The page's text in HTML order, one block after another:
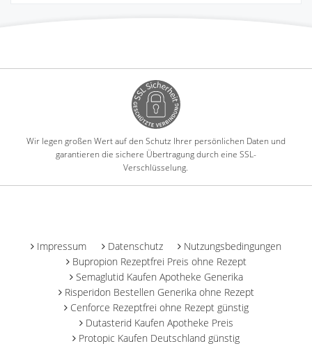
Wir legen großen Wert auf den Schutz Ihrer persönlichen Daten und
garantieren die sichere Übertragung durch eine SSL-
Verschlüsselung.
Impressum Datenschutz
Nutzungsbedingungen
Bupropion Rezeptfrei Preis ohne Rezept
Semaglutid Kaufen Apotheke Generika
Risperidon Bestellen Generika ohne Rezept
Cenforce Rezeptfrei ohne Rezept günstig
Dutasterid Kaufen Apotheke Preis
Protopic Kaufen Deutschland günstig